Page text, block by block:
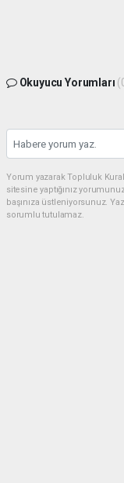
Okuyucu Yorumları
Yorum yazarak Topluluk
sitesine yaptığınız
başınıza üstleniyorsunuz.
sorumlu tutulamaz.